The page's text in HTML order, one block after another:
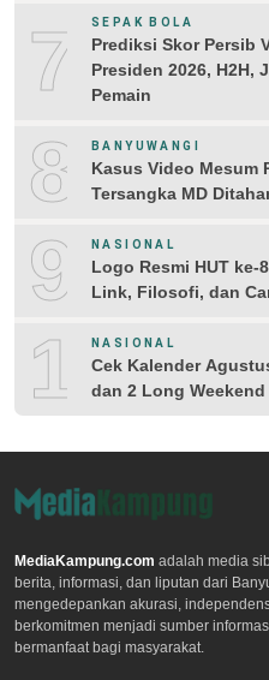
7 SEPAK BOLA
Prediksi Skor Persib
Presiden 2026, H2H,
Pemain
8 BANYUWANGI
Kasus Video Mesum
Tersangka MD
9 NASIONAL
Logo Resmi HUT ke-
Link, Filosofi, dan
10NASIONAL
Cek Kalender
dan 2 Long Weekend
MediaKampung.com adalah media
berita, informasi, dan liputan dari
mengedepankan akurasi,
berkomitmen menjadi sumber
bermanfaat bagi masyarakat.